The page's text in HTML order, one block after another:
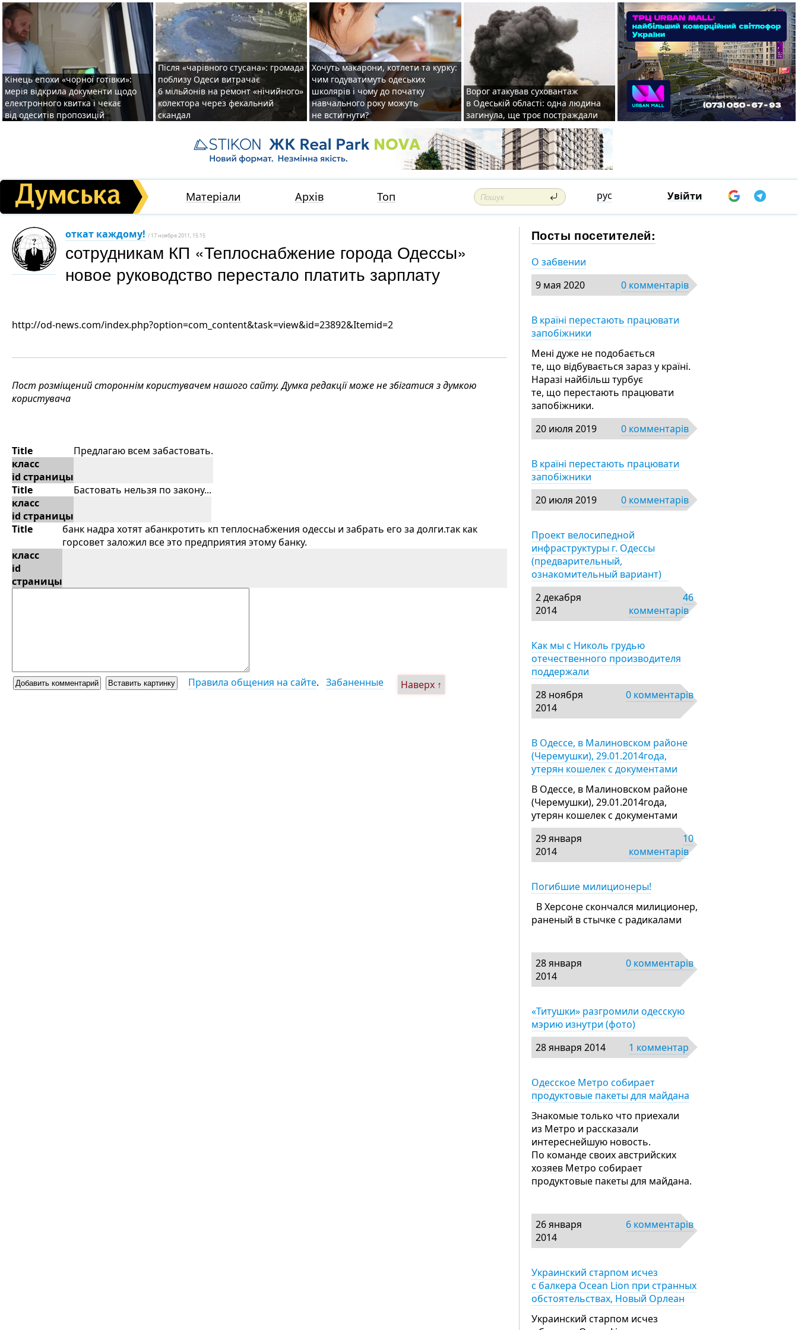
Кінець епохи «чорної готівки»:
мерія відкрила документи щодо
електронного квитка і чекає
від одеситів пропозицій
Після «чарівного стусана»: громада
поблизу Одеси витрачає
6 мільйонів на ремонт «нічийного»
колектора через фекальний
скандал
Хочуть макарони, котлети та курку:
чим годуватимуть одеських
школярів і чому до початку
навчального року можуть
не встигнути?
Ворог атакував суховантаж
в Одеській області: одна людина
загинула, ще троє постраждали
Матеріали Архів Топ рус Увійти
откат каждому! / 17 ноября 2011, 15:15
сотрудникам КП «Теплоснабжение города Одессы»
новое руководство перестало платить зарплату
http://od-news.com/index.php?option=com_content&task=view&id=23892&Itemid=2
Пост розміщений стороннім користувачем нашого сайту. Думка редакції може не збігатися з думкою
користувача
Title
Предлагаю всем забастовать.
класс
id страницы
Title
Бастовать нельзя по закону...
класс
id страницы
Title
банк надра хотят абанкротить кп теплоснабжения одессы и забрать его за долги.так как
горсовет заложил все это предприятия этому банку.
класс
id
страницы
Правила общения на сайте. Забаненные Наверх ↑
Посты посетителей:
О забвении
9 мая 2020
0 комментарів
В країні перестають працювати
запобіжники
Мені дуже не подобається
те, що відбувається зараз у країні.
Наразі найбільш турбує
те, що перестають працювати
запобіжники.
20 июля 2019
0 комментарів
В країні перестають працювати
запобіжники
20 июля 2019
0 комментарів
Проект велосипедной
инфраструктуры г. Одессы
(предварительный,
ознакомительный вариант)
2 декабря
2014
46
комментарів
Как мы с Николь грудью
отечественного производителя
поддержали
28 ноября
2014
0 комментарів
В Одессе, в Малиновском районе
(Черемушки), 29.01.2014года,
утерян кошелек с документами
В Одессе, в Малиновском районе
(Черемушки), 29.01.2014года,
утерян кошелек с документами
29 января
2014
10
комментарів
Погибшие милиционеры!
В Херсоне скончался милиционер,
раненый в стычке с радикалами
28 января
2014
0 комментарів
«Титушки» разгромили одесскую
мэрию изнутри (фото)
28 января 2014
1 комментар
Одесское Метро собирает
продуктовые пакеты для майдана
Знакомые только что приехали
из Метро и рассказали
интереснейшую новость.
По команде своих австрийских
хозяев Метро собирает
продуктовые пакеты для майдана.
26 января
2014
6 комментарів
Украинский старпом исчез
с балкера Ocean Lion при странных
обстоятельствах, Новый Орлеан
Украинский старпом исчез